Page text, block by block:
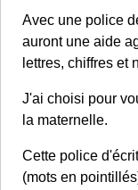
Avec une police
auront une aide
lettres, chiffres et
J'ai choisi pour
la maternelle.
Cette police
(mots en